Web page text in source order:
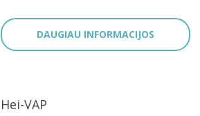
DAUGIAU INFORMACIJOS
Hei-VAP